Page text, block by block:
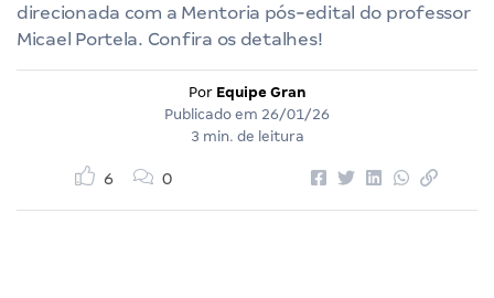
direcionada com a Mentoria pós-edital do professor
Micael Portela. Confira os detalhes!
Por Equipe Gran
Publicado em 26/01/26
3 min. de leitura
6 0